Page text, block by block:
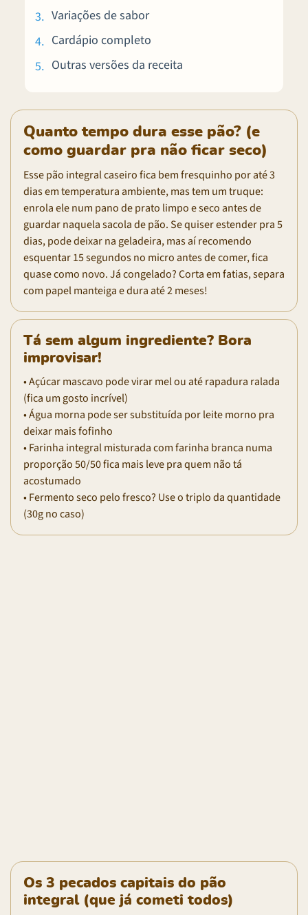
Variações de sabor
Cardápio completo
Outras versões da receita
Quanto tempo dura esse pão? (e
como guardar pra não ficar seco)
Esse pão integral caseiro fica bem fresquinho por até 3
dias em temperatura ambiente, mas tem um truque:
enrola ele num pano de prato limpo e seco antes de
guardar naquela sacola de pão. Se quiser estender pra 5
dias, pode deixar na geladeira, mas aí recomendo
esquentar 15 segundos no micro antes de comer, fica
quase como novo. Já congelado? Corta em fatias, separa
com papel manteiga e dura até 2 meses!
Tá sem algum ingrediente? Bora
improvisar!
• Açúcar mascavo pode virar mel ou até rapadura ralada
(fica um gosto incrível)
• Água morna pode ser substituída por leite morno pra
deixar mais fofinho
• Farinha integral misturada com farinha branca numa
proporção 50/50 fica mais leve pra quem não tá
acostumado
• Fermento seco pelo fresco? Use o triplo da quantidade
(30g no caso)
Os 3 pecados capitais do pão
integral (que já cometi todos)